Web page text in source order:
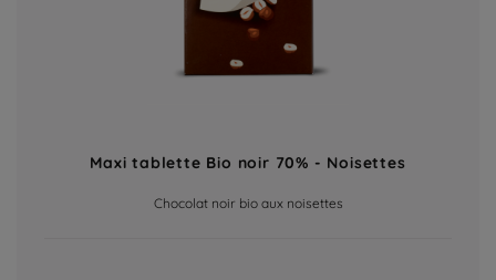
Maxi tablette Bio noir 70% - Noisettes
Chocolat noir bio aux noisettes